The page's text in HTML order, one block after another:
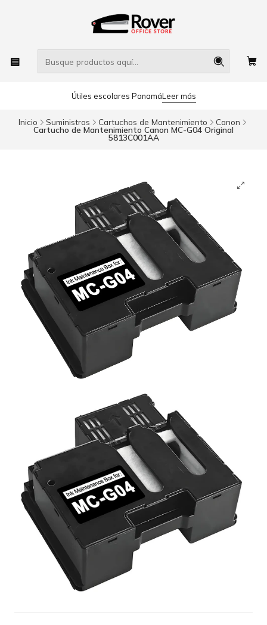
Útiles escolares PanamáLeer más
Inicio Suministros Cartuchos de Mantenimiento Canon
Cartucho de Mantenimiento Canon MC-G04 Original
5813C001AA